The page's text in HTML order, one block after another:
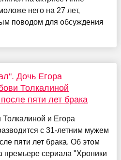
него на 27 лет,
поводом для обсуждения
Дочь Егора
Толкалиной
пяти лет брака
и Егора
с 31-летним мужем
пяти лет брака. Об этом
премьере сериала "Хроники